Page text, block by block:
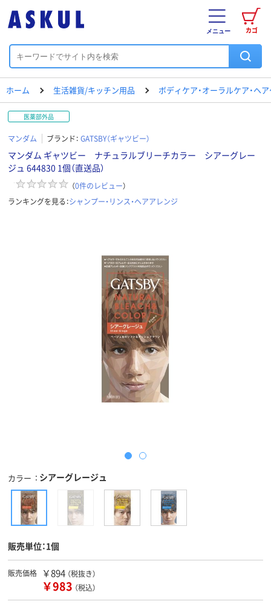
カゴ
メニュー
ホーム 生活雑貨/キッチン用品 ボディケア・オーラルケア・ヘ
医薬部外品
マンダム ブランド： GATSBY（ギャツビー）
マンダム ギャツビー ナチュラルブリーチカラー シアーグレー
ジュ 644830 1個（直送品）
（0件のレビュー）
ランキングを見る：シャンプー・リンス・ヘアアレンジ
カラー シアーグレージュ
販売単位：1個
販売価格 ￥894 （税抜き）
￥983 （税込）